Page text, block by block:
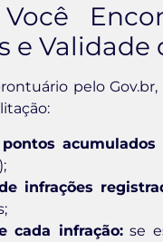
e Validade
pelo
acumulados
infrações
cada infração:se